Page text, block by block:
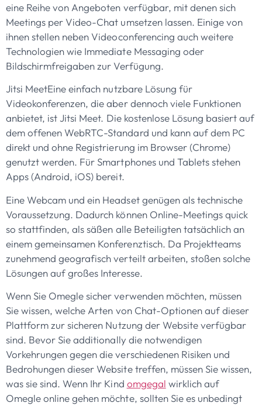
eine Reihe von Angeboten verfügbar, mit denen sich
Meetings per Video-Chat umsetzen lassen. Einige von
ihnen stellen neben Videoconferencing auch weitere
Technologien wie Immediate Messaging oder
Bildschirmfreigaben zur Verfügung.
Jitsi MeetEine einfach nutzbare Lösung für
Videokonferenzen, die aber dennoch viele Funktionen
anbietet, ist Jitsi Meet. Die kostenlose Lösung basiert auf
dem offenen WebRTC-Standard und kann auf dem PC
direkt und ohne Registrierung im Browser (Chrome)
genutzt werden. Für Smartphones und Tablets stehen
Apps (Android, iOS) bereit.
Eine Webcam und ein Headset genügen als technische
Voraussetzung. Dadurch können Online-Meetings quick
so stattfinden, als säßen alle Beteiligten tatsächlich an
einem gemeinsamen Konferenztisch. Da Projektteams
zunehmend geografisch verteilt arbeiten, stoßen solche
Lösungen auf großes Interesse.
Wenn Sie Omegle sicher verwenden möchten, müssen
Sie wissen, welche Arten von Chat-Optionen auf dieser
Plattform zur sicheren Nutzung der Website verfügbar
sind. Bevor Sie additionally die notwendigen
Vorkehrungen gegen die verschiedenen Risiken und
Bedrohungen dieser Website treffen, müssen Sie wissen,
was sie sind. Wenn Ihr Kind omgegal wirklich auf
Omegle online gehen möchte, sollten Sie es unbedingt